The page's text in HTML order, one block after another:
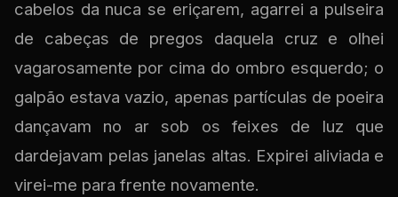
cabelos da nuca se eriçarem, agarrei a pulseira
de cabeças de pregos daquela cruz e olhei
vagarosamente por cima do ombro esquerdo; o
galpão estava vazio, apenas partículas de poeira
dançavam no ar sob os feixes de luz que
dardejavam pelas janelas altas. Expirei aliviada e
virei-me para frente novamente.